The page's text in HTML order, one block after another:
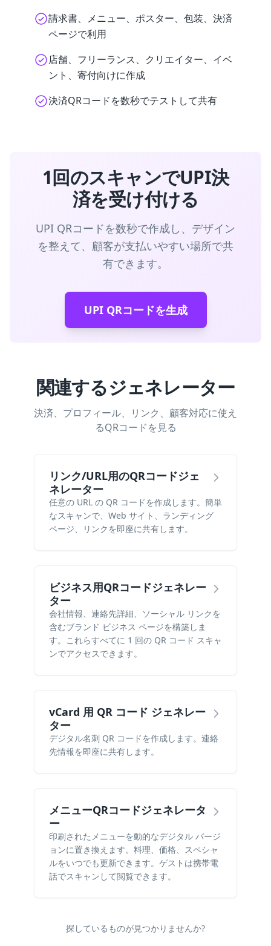
請求書、メニュー、ポスター、包装、決済
ページで利用
店舗、フリーランス、クリエイター、イベ
ント、寄付向けに作成
決済QRコードを数秒でテストして共有
1回のスキャンでUPI決
済を受け付ける
UPI QRコードを数秒で作成し、デザイン
を整えて、顧客が支払いやすい場所で共
有できます。
UPI QRコードを生成
関連するジェネレーター
決済、プロフィール、リンク、顧客対応に使え
るQRコードを見る
リンク/URL用のQRコードジェ
ネレーター
任意の URL の QR コードを作成します。簡単
なスキャンで、Web サイト、ランディング
ページ、リンクを即座に共有します。
ビジネス用QRコードジェネレー
ター
会社情報、連絡先詳細、ソーシャル リンクを
含むブランド ビジネス ページを構築しま
す。これらすべてに 1 回の QR コード スキャ
ンでアクセスできます。
vCard 用 QR コード ジェネレー
ター
デジタル名刺 QR コードを作成します。連絡
先情報を即座に共有します。
メニューQRコードジェネレータ
ー
印刷されたメニューを動的なデジタル バージ
ョンに置き換えます。料理、価格、スペシャ
ルをいつでも更新できます。ゲストは携帯電
話でスキャンして閲覧できます。
探しているものが見つかりませんか?